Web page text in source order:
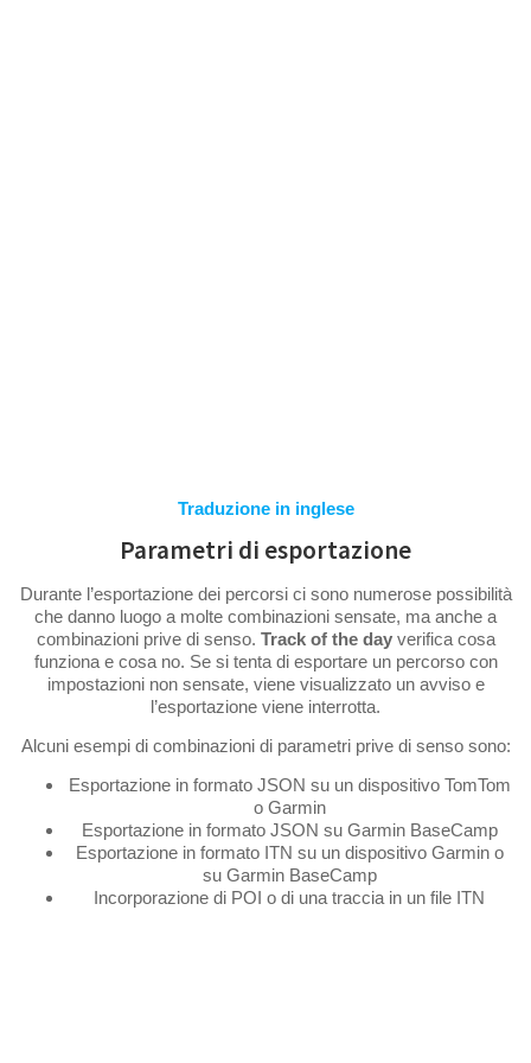
Traduzione in inglese
Parametri di esportazione
Durante l’esportazione dei percorsi ci sono numerose possibilità
che danno luogo a molte combinazioni sensate, ma anche a
combinazioni prive di senso. Track of the dayverifica cosa
funziona e cosa no. Se si tenta di esportare un percorso con
impostazioni non sensate, viene visualizzato un avviso e
l’esportazione viene interrotta.
Alcuni esempi di combinazioni di parametri prive di senso sono:
Esportazione in formato JSON su un dispositivo TomTom
o Garmin
Esportazione in formato JSON su Garmin BaseCamp
Esportazione in formato ITN su un dispositivo Garmin o
su Garmin BaseCamp
Incorporazione di POI o di una traccia in un file ITN